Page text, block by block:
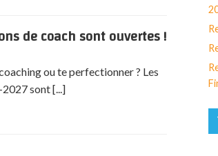
de coach sont ouvertes !
ou te perfectionner ? Les
sont [...]